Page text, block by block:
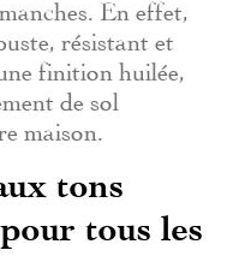
En effet,
résistant et
finition huilée,
de sol
maison.
tons
tous les